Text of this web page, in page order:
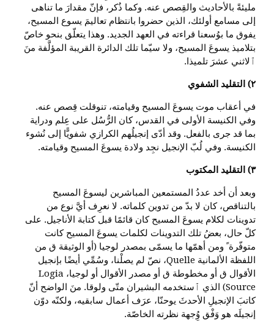
مليئةً بالأحاديث والقِصص عنه. وكما ذُكر، فإنّ مقدارَ ما تناهى
إلى مسامع أولئك، الذين حضروا بانتظام تعاليمَ يسوع المسيح،
يفوق ما بوُسعنا قراءته في العهد الجديد. وهذا يتعلّق بنحو خاصّ
بتلاميذ يسوعَ المسيح، ولا سيّما تلك الدائرة القريبة المؤلَّفة منَ
ٱلاثني عشرَ تلميذا.
٢) التقليد الشفوي
في أعقاب موت يسوعَ المسيح وقيامته، تنوقلت قِصص عنه.
وفي الكنيسة الأولى في القدس، كان الرُّسُل على عِلم ودراية
بما قد جرى بالفعل. وقد أدّى إنجيلُهم الكرازي شفويًّا إلى نُشوء
الكنيسة. وفي لُبّ الإنجيل نجِد ولادة يسوعَ المسيح وقيامته.
٣) التقليد المكتوب
وبعد أن أخد عددُ المستمعين المباشرين ليسوعَ المسيح
بالتناقص، كان لا بدّ من تدوين كلماته. لا نعرِف أيَّ نوع من
تدوينات لكلام يسوعَ المسيح كان قائمًا قبل كتابة الأناجيل. على
كلّ حال، بعضُ تلك التدوينات لكلمات يسوعَ المسيح كانت
متوفّرة ً ومن أهمّها ما يسمّى بمصدر لوجيا (أو الوثيقة ق من
اللفظة الألمانية Quelle، نصّ لم يصلْنا، وسُمِّي أيضًا بإنجيل
الأقوال ق أو مخطوطة ق أو مصدر الأقوال أو لوجيا، Logia
Source) الذي ٱستخدمه البشيران متّى ولوقا. منَ الواضح أنّ
كاتبَ الإنجيلِ الأحدثَ يوحنّا، عرَف أعمال سابقيه، ولكنّه دوّن
إنجيلَه هو وَفْق وُِجهة نظرته الخاصّة.